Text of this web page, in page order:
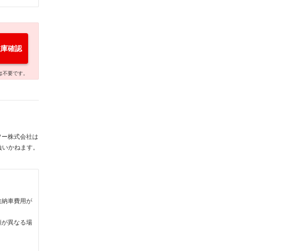
確認
要です。
株式会社は
かねます。
車費用が
異なる場